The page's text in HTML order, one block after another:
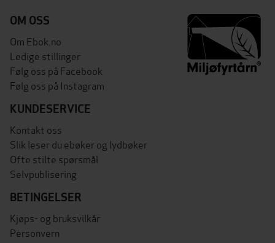
OM OSS
Om Ebok.no
Ledige stillinger
Følg oss på Facebook
Følg oss på Instagram
KUNDESERVICE
Kontakt oss
Slik leser du ebøker og lydbøker
Ofte stilte spørsmål
Selvpublisering
BETINGELSER
Kjøps- og bruksvilkår
Personvern